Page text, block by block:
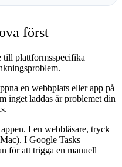
först
till plattformsspecifika
en webbplats eller app på
inget laddas är problemet din
I en webbläsare, tryck
I Google Tasks
för att trigga en manuell